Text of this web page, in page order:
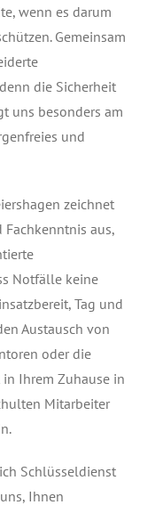
wenn es darum
Gemeinsam
die Sicherheit
uns besonders am
und
zeichnet
aus,
Notfälle keine
Tag und
Austausch von
oder die
Ihrem Zuhause in
Mitarbeiter
Schlüsseldienst
Ihnen